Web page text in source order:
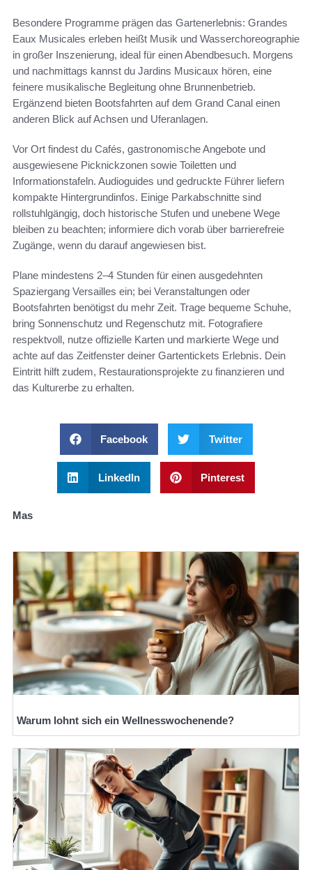
Besondere Programme prägen das Gartenerlebnis: Grandes
Eaux Musicales erleben heißt Musik und Wasserchoreographie
in großer Inszenierung, ideal für einen Abendbesuch. Morgens
und nachmittags kannst du Jardins Musicaux hören, eine
feinere musikalische Begleitung ohne Brunnenbetrieb.
Ergänzend bieten Bootsfahrten auf dem Grand Canal einen
anderen Blick auf Achsen und Uferanlagen.
Vor Ort findest du Cafés, gastronomische Angebote und
ausgewiesene Picknickzonen sowie Toiletten und
Informationstafeln. Audioguides und gedruckte Führer liefern
kompakte Hintergrundinfos. Einige Parkabschnitte sind
rollstuhlgängig, doch historische Stufen und unebene Wege
bleiben zu beachten; informiere dich vorab über barrierefreie
Zugänge, wenn du darauf angewiesen bist.
Plane mindestens 2–4 Stunden für einen ausgedehnten
Spaziergang Versailles ein; bei Veranstaltungen oder
Bootsfahrten benötigst du mehr Zeit. Trage bequeme Schuhe,
bring Sonnenschutz und Regenschutz mit. Fotografiere
respektvoll, nutze offizielle Karten und markierte Wege und
achte auf das Zeitfenster deiner Gartentickets Erlebnis. Dein
Eintritt hilft zudem, Restaurationsprojekte zu finanzieren und
das Kulturerbe zu erhalten.
Facebook Twitter
LinkedIn Pinterest
Mas
Warum lohnt sich ein Wellnesswochenende?